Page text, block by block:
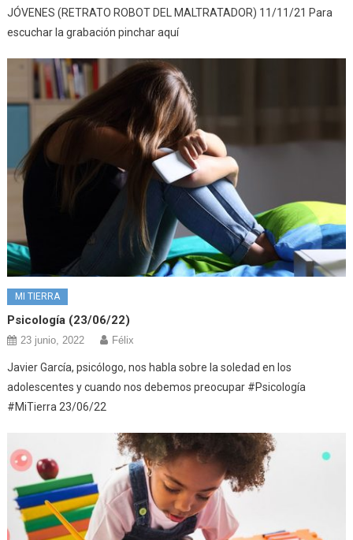
JÓVENES (RETRATO ROBOT DEL MALTRATADOR) 11/11/21 Para
escuchar la grabación pinchar aquí
MI TIERRA
Psicología (23/06/22)
23 junio, 2022 Félix
Javier García, psicólogo, nos habla sobre la soledad en los
adolescentes y cuando nos debemos preocupar #Psicología
#MiTierra 23/06/22